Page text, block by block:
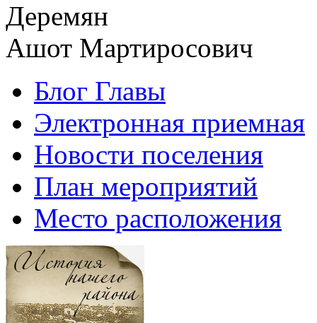
Деремян
Ашот Мартиросович
Блог Главы
Электронная приемная
Новости поселения
План мероприятий
Место расположения